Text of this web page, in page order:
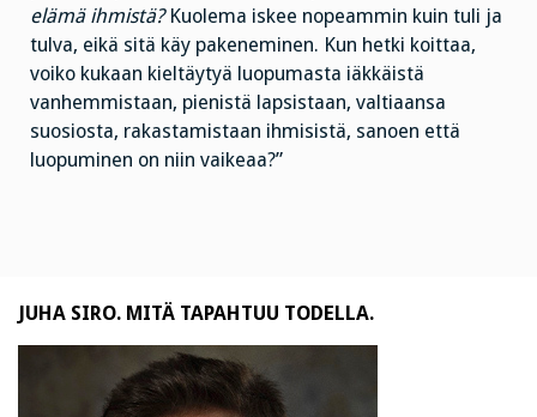
elämä ihmistä?Kuolema iskee nopeammin kuin tuli ja
tulva, eikä sitä käy pakeneminen. Kun hetki koittaa,
voiko kukaan kieltäytyä luopumasta iäkkäistä
vanhemmistaan, pienistä lapsistaan, valtiaansa
suosiosta, rakastamistaan ihmisistä, sanoen että
luopuminen on niin vaikeaa?”
JUHA SIRO. MITÄ TAPAHTUU TODELLA.